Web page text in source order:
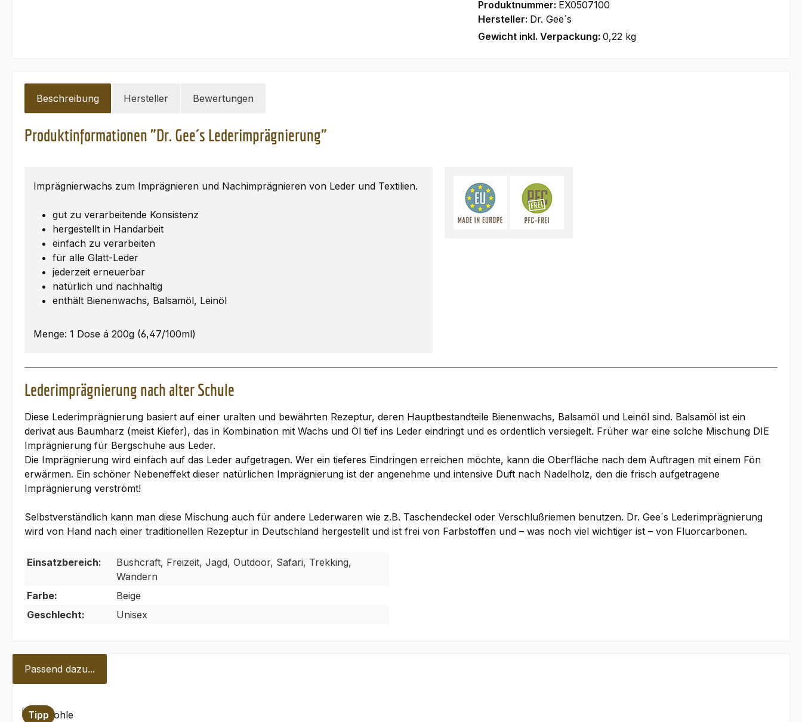
Produktnummer: EX0507100
Hersteller: Dr. Gee´s
Gewicht inkl. Verpackung: 0,22 kg
Beschreibung Hersteller Bewertungen
Produktinformationen "Dr. Gee´s Lederimprägnierung"
Imprägnierwachs zum Imprägnieren und Nachimprägnieren von Leder und Textilien.
gut zu verarbeitende Konsistenz
hergestellt in Handarbeit
einfach zu verarbeiten
für alle Glatt-Leder
jederzeit erneuerbar
natürlich und nachhaltig
enthält Bienenwachs, Balsamöl, Leinöl
Menge: 1 Dose á 200g (6,47/100ml)
Lederimprägnierung nach alter Schule
Diese Lederimprägnierung basiert auf einer uralten und bewährten Rezeptur, deren Hauptbestandteile Bienenwachs, Balsamöl und Leinöl sind. Balsamöl ist ein
derivat aus Baumharz (meist Kiefer), das in Kombination mit Wachs und Öl tief ins Leder eindringt und es ordentlich versiegelt. Früher war eine solche Mischung DIE
Imprägnierung für Bergschuhe aus Leder.
Die Imprägnierung wird einfach auf das Leder aufgetragen. Wer ein tieferes Eindringen erreichen möchte, kann die Oberfläche nach dem Auftragen mit einem Fön
erwärmen. Ein schöner Nebeneffekt dieser natürlichen Imprägnierung ist der angenehme und intensive Duft nach Nadelholz, den die frisch aufgetragene
Imprägnierung verströmt!
Selbstverständlich kann man diese Mischung auch für andere Lederwaren wie z.B. Taschendeckel oder Verschlußriemen benutzen. Dr. Gee´s Lederimprägnierung
wird von Hand nach einer traditionellen Rezeptur in Deutschland hergestellt und ist frei von Farbstoffen und – was noch viel wichtiger ist – von Fluorcarbonen.
Einsatzbereich:
Bushcraft, Freizeit, Jagd, Outdoor, Safari, Trekking,
Wandern
Farbe:
Beige
Geschlecht:
Unisex
Passend dazu...
Produktgalerie überspringen
Tipp